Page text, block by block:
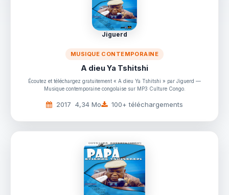
Jiguerd
MUSIQUE CONTEMPORAINE
A dieu Ya Tshitshi
Écoutez et téléchargez gratuitement « A dieu Ya Tshitshi » par Jiguerd —
Musique contemporaine congolaise sur MP3 Culture Congo.
2017 4,34 Mo 100+ téléchargements